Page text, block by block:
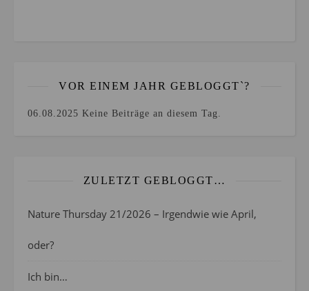
VOR EINEM JAHR GEBLOGGT`?
06.08.2025 Keine Beiträge an diesem Tag.
ZULETZT GEBLOGGT…
Nature Thursday 21/2026 – Irgendwie wie April,
oder?
Ich bin…